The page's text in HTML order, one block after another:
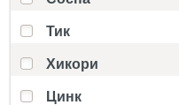
Тик
Хикори
Цинк